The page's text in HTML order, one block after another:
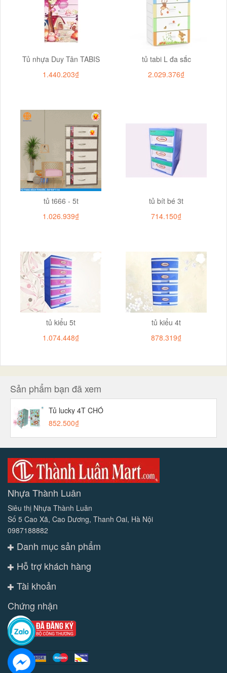
Tủ nhựa Duy Tân TABIS
1.440.203₫
tủ tabi L đa sắc
2.029.376₫
tủ t666 - 5t
1.026.939₫
tủ bít bé 3t
714.150₫
tủ kiểu 5t
1.074.448₫
tủ kiểu 4t
878.319₫
Sản phẩm bạn đã xem
Tủ lucky 4T CHÓ
852.500₫
Nhựa Thành Luân
Siêu thị Nhựa Thành Luân
Số 5 Cao Xã, Cao Dương, Thanh Oai, Hà Nội
0987188882
Danh mục sản phẩm
Hỗ trợ khách hàng
Tài khoản
Chứng nhận